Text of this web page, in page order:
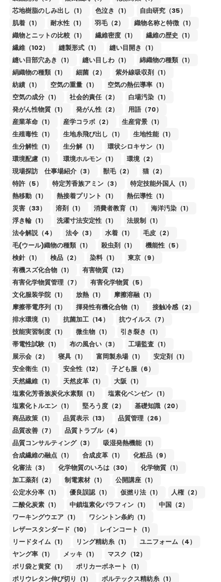
芯地樹脂のしみ出し（1）
色泣き（1）
自由研究（35）
肌着（1）
耐水性（1） 羽毛（2）
織物名称と特徴（1）
織物とニットの比較（1）
繊維密度（1）
繊維の歴史（1）
繊維（102）
縫製形式（1）
縫い目開き（1）
縫い目部穴あき（1）
縫い目しわ（1）
綿織物の種類（1）
絹織物の種類（1）
細菌（2）
紫外線吸収剤（1）
紡績（1）
空気の重量（1）
空気の熱伝導率（1）
空気の成分（1）
社会的責任（2）
白場汚染（1）
発がん性物質（1）
発がん性（2）
用語（70）
産業革命（1）
産学コラボ（2）
生産背景（1）
生殖毒性（1）
生地糸飛び出し（1）
生地性能（1）
生分解性（1）
生分解（1）
環状シロキサン（1）
環境配慮（1）
環境ホルモン（1）
環境（2）
現場探訪 仕事場紹介（3）
獣毛（2）
猫（2）
特許（5）
特定芳香族アミン（3）
特定技能外国人（1）
熱移動（1）
熱接着プリント（1）
熱伝導性（1）
災害（33）
溶剤（1） 消費者教育（1）
海洋汚染（1）
浮き輪（1）
洗濯寸法安定性（1）
法規制（1）
法令解説（4）
法令（3） 水着（1）
毛皮（2）
毛(ウール)織物の種類（1）
殺虫剤（1）
機能性（5）
検針（1）
検品（2） 染料（1）
東京（9）
有機スズ化合物（1）
有害物質（12）
有害化学物質管理（7）
有害化学物質（5）
文化服装学院（1）
放熱（1）
摩擦溶融（1）
摩擦帯電序列（1）
揮発性有機化合物（1）
接触冷感（2）
排水環境（1）
抗菌加工（14）
抗ウイルス（7）
技能実習制度（1）
微生物（1）
引き裂き（1）
帯電性試験（1）
布の風合い（3）
工場監査（1）
展示会（2）
寝具（1） 富岡製糸場（1）
安定剤（1）
安全衛生（1）
安全性（12）
子ども服（6）
天然繊維（1）
天然皮革（1）
大阪（1）
塩素化芳香族炭化水素類（1）
塩素化ベンゼン（1）
塩素化トルエン（1）
堅ろう度（2）
基礎知識（20）
商品政策（1）
品質表示（13）
品質管理（26）
品質改善（7）
品質トラブル（4）
品質コンサルティング（3）
吸湿発熱機能（1）
合成繊維の融点（1）
合成皮革（1）
化粧品（9）
化審法（3）
化学物質のいろは（30）
化学物質（1）
加工薬剤（2）
制電素材（1）
公開講座（1）
公定水分率（1）
優良誤認（1） 仮撚り法（1）
人権（2）
二酸化炭素（1）
中鎖塩素化パラフィン（1）
中国（2）
ワーキングウエア（1）
ワシントン条約（1）
レザースタンダード（10）
レインコート（1）
リードタイム（1）
リング精紡糸（1）
ユニフォーム（4）
ヤング率（1）
メッキ（1）
マスク（12）
ポリ袋と黄変（1）
ポリカーボネート（1）
ポリウレタン伸び切り（1）
ボルテックス精紡糸（1）